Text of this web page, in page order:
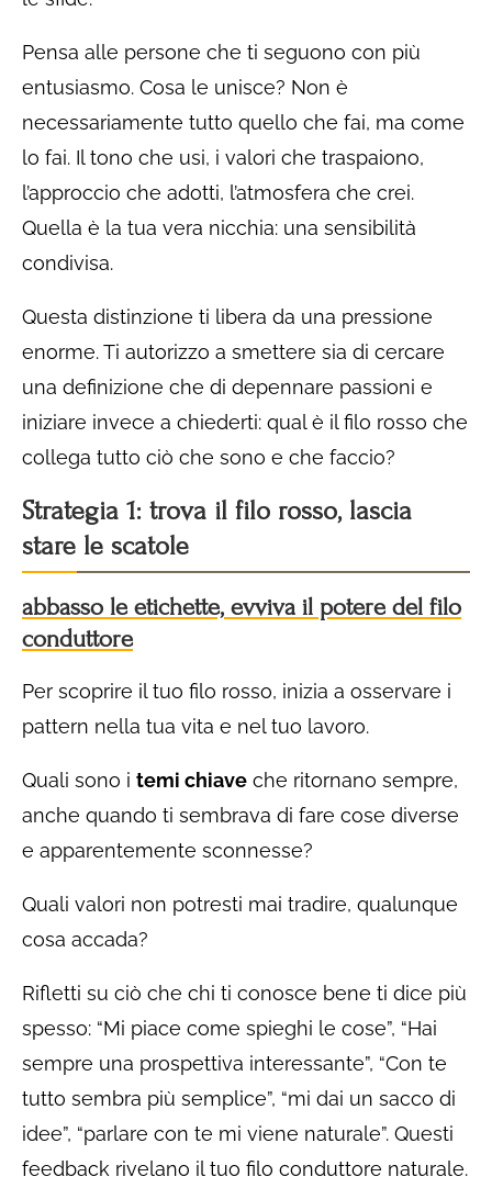
Pensa alle persone che ti seguono con più
entusiasmo. Cosa le unisce? Non è
necessariamente tutto quello che fai, ma come
lo fai. Il tono che usi, i valori che traspaiono,
l’approccio che adotti, l’atmosfera che crei.
Quella è la tua vera nicchia: una sensibilità
condivisa.
Questa distinzione ti libera da una pressione
enorme. Ti autorizzo a smettere sia di cercare
una definizione che di depennare passioni e
iniziare invece a chiederti: qual è il filo rosso che
collega tutto ciò che sono e che faccio?
Strategia 1: trova il filo rosso, lascia
stare le scatole
abbasso le etichette, evviva il potere del filo
conduttore
Per scoprire il tuo filo rosso, inizia a osservare i
pattern nella tua vita e nel tuo lavoro.
Quali sono i temi chiave che ritornano sempre,
anche quando ti sembrava di fare cose diverse
e apparentemente sconnesse?
Quali valori non potresti mai tradire, qualunque
cosa accada?
Rifletti su ciò che chi ti conosce bene ti dice più
spesso: “Mi piace come spieghi le cose”, “Hai
sempre una prospettiva interessante”, “Con te
tutto sembra più semplice”, “mi dai un sacco di
idee”, “parlare con te mi viene naturale”. Questi
feedback rivelano il tuo filo conduttore naturale.